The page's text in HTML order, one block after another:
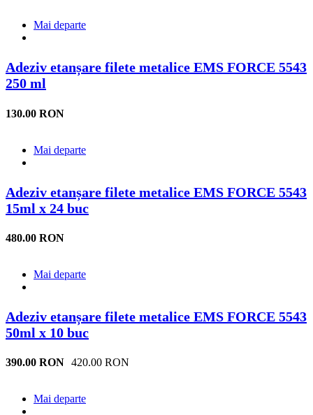
Mai departe
Adeziv etanșare filete metalice EMS FORCE 5543
250 ml
130.00 RON
Mai departe
Adeziv etanșare filete metalice EMS FORCE 5543
15ml x 24 buc
480.00 RON
Mai departe
Adeziv etanșare filete metalice EMS FORCE 5543
50ml x 10 buc
390.00 RON 420.00 RON
Mai departe